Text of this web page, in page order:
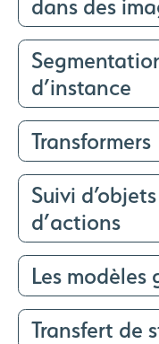
dans des
d’instance
Transformers
Suivi
d’actions
Les modèles
Transfert de